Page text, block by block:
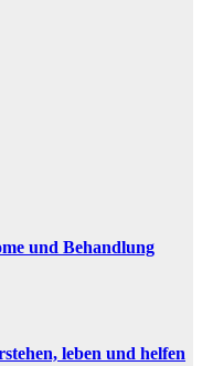
und Behandlung
leben und helfen